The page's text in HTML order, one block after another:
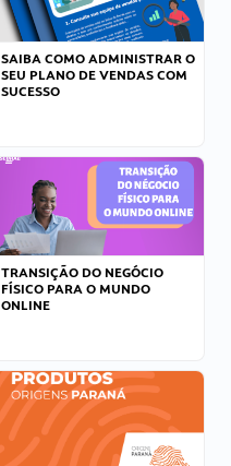
SAIBA COMO ADMINISTRAR O
SEU PLANO DE VENDAS COM
SUCESSO
TRANSIÇÃO DO NEGÓCIO
FÍSICO PARA O MUNDO
ONLINE